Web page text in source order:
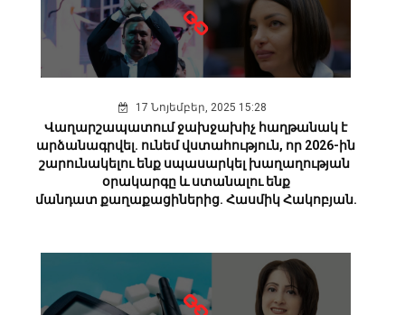
17 Նոյեմբեր, 2025 15:28
Վաղարշապատում ջախջախիչ հաղթանակ է
արձանագրվել. ունեմ վստահություն, որ 2026-ին
շարունակելու ենք սպասարկել խաղաղության
օրակարգը և ստանալու ենք
մանդատ քաղաքացիներից. Հասմիկ Հակոբյան.